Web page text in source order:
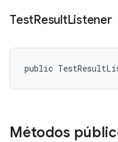
TestResultListener
public
Métodos